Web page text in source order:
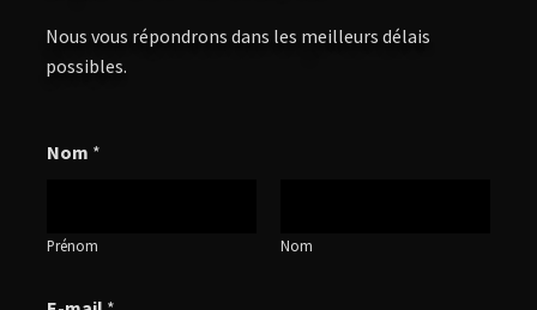
Nous vous répondrons dans les meilleurs délais
possibles.
Nom *
Prénom Nom